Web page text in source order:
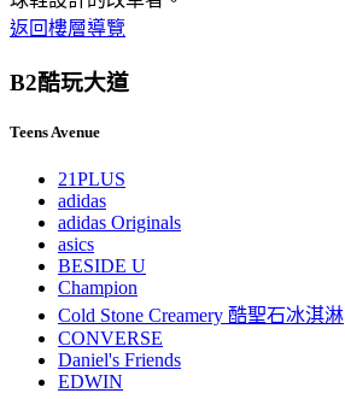
返回樓層導覽
B2酷玩大道
Teens Avenue
21PLUS
adidas
adidas Originals
asics
BESIDE U
Champion
Cold Stone Creamery 酷聖石冰淇淋
CONVERSE
Daniel's Friends
EDWIN